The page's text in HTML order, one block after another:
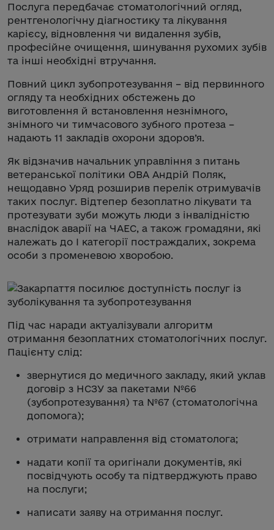
Послуга передбачає стоматологічний огляд,
рентгенологічну діагностику та лікування
карієсу, відновлення чи видалення зубів,
професійне очищення, шинування рухомих зубів
та інші необхідні втручання.
Повний цикл зубопротезування – від первинного
огляду та необхідних обстежень до
виготовлення й встановлення незнімного,
знімного чи тимчасового зубного протеза –
надають 11 закладів охорони здоров’я.
Як відзначив начальник управління з питань
ветеранської політики ОВА Андрій Поляк,
нещодавно Уряд розширив перелік отримувачів
таких послуг. Відтепер безоплатно лікувати та
протезувати зуби можуть люди з інвалідністю
внаслідок аварії на ЧАЕС, а також громадяни, які
належать до І категорії постраждалих, зокрема
особи з променевою хворобою.
Під час наради актуалізували алгоритм
отримання безоплатних стоматологічних послуг.
Пацієнту слід:
звернутися до медичного закладу, який уклав
договір з НСЗУ за пакетами №66
(зубопротезування) та №67 (стоматологічна
допомога);
отримати направлення від стоматолога;
надати копії та оригінали документів, які
посвідчують особу та підтверджують право
на послуги;
написати заяву на отримання послуг.